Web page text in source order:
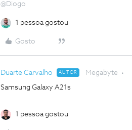
@Diogo
1 pessoa gostou
Gosto
Duarte Carvalho AUTOR Megabyte
Samsung Galaxy A21s
1 pessoa gostou